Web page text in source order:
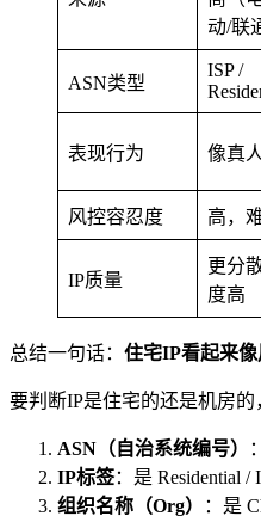
动/联
ASN类型
ISP /
表现行为 像真
风控容忍度 高，
IP质量
更分
度高
总结一句话： 住宅IP看起来像
要判断IP是住宅的还是机房的
ASN（自治系统编号）
IP标签：是 Residential /
组织名称（Org）
：是